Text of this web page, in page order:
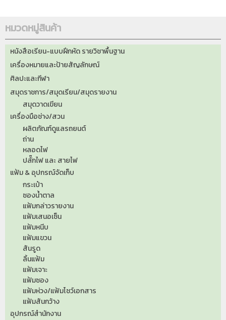
หมวดหมู่สินค้า
หนังสือเรียน-แบบฝึกหัด รายวิชาพื้นฐาน
เครื่องหมายและป้ายสัญลักษณ์
ศิลปะและกีฬา
สมุดราชการ/สมุดเรียน/สมุดรายงาน
สมุดวาดเขียน
เครื่องมือช่าง/สวน
ผลิตภัณฑ์ดูแลรถยนต์
ถ่าน
หลอดไฟ
ปลั๊กไฟ และ สายไฟ
แฟ้ม & อุปกรณ์จัดเก็บ
กระเป๋า
ซองน้ำตาล
แฟ้มกล่าวรายงาน
แฟ้มเสนอเซ็น
แฟ้มหนีบ
แฟ้มแขวน
สันรูด
ลิ้นแฟ้ม
แฟ้มเจาะ
แฟ้มซอง
แฟ้มห่วง/แฟ้มโชว์เอกสาร
แฟ้มสันกว้าง
อุปกรณ์สำนักงาน